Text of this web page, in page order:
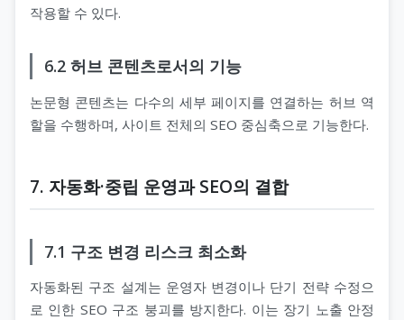
작용할 수 있다.
6.2 허브 콘텐츠로서의 기능
논문형 콘텐츠는 다수의 세부 페이지를 연결하는 허브 역
할을 수행하며, 사이트 전체의 SEO 중심축으로 기능한다.
7. 자동화·중립 운영과 SEO의 결합
7.1 구조 변경 리스크 최소화
자동화된 구조 설계는 운영자 변경이나 단기 전략 수정으
로 인한 SEO 구조 붕괴를 방지한다. 이는 장기 노출 안정